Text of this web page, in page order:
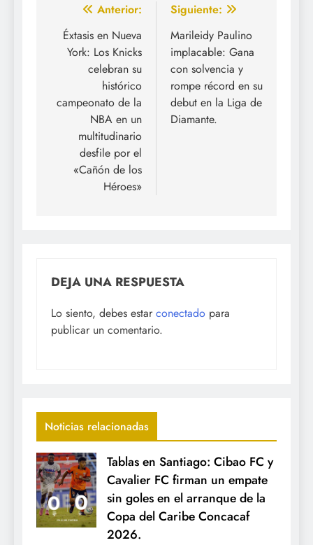
Navegación
de
entradas
Anterior:
Éxtasis en Nueva
York: Los Knicks
celebran su
histórico
campeonato de la
NBA en un
multitudinario
desfile por el
«Cañón de los
Héroes»
Siguiente:
Marileidy Paulino
implacable: Gana
con solvencia y
rompe récord en su
debut en la Liga de
Diamante.
DEJA UNA RESPUESTA
Lo siento, debes estar conectado para
publicar un comentario.
Noticias relacionadas
Tablas en Santiago: Cibao FC y
Cavalier FC firman un empate
sin goles en el arranque de la
Copa del Caribe Concacaf
2026.